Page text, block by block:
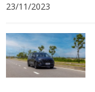
23/11/2023